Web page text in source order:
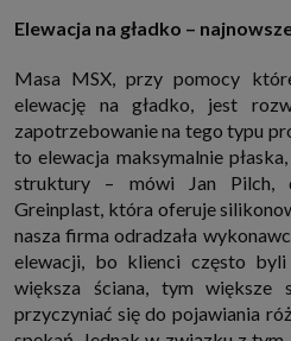
udzielać, nie pozbawi Cię to dostępu
Twoje dane przetwarzane będą do
przetwarzania, czyli w przypadku
cofnięcia, ograniczenia lub innych
tę zgodę, w przypadku niezbędności
czas jej wykonywania i ewentualnie
(zwykle nie więcej niż 3 lata, a
do czasu zgłoszenia przez Ciebie
Przekazywanie danych
Administratorzy danych mogą
księgowym, agencjom
podstawie umowy o powierzenie
taki podmiot do odpowiedniego
Elewacja na gładko –
Masa MSX, przy pomocy
elewację na gładko, jest
zapotrzebowanie na tego typu
to elewacja maksymalnie
struktury – mówi Jan Pilch,
Greinplast, która oferuje
nasza firma odradzała
elewacji, bo klienci często byli
większa ściana, tym większe
przyczyniać się do pojawiania